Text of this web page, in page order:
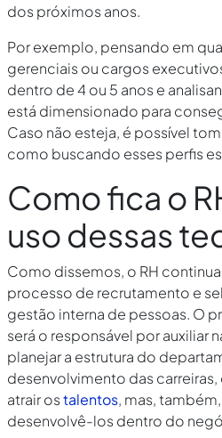
dos próximos anos.
Por exemplo, pensando em
gerenciais ou cargos
dentro de 4 ou 5 anos e
está dimensionado para
Caso não esteja, é possível
como buscando esses perfis
Como fica o
uso dessas
Como dissemos, o RH
processo de recrutamento e
gestão interna de pessoas. O
será o responsável por auxiliar
planejar a estrutura do
desenvolvimento das carreiras,
atrair ostalentos, mas,
desenvolvê-los dentro do